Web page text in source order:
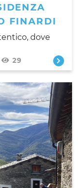
FINARDI
dove
29